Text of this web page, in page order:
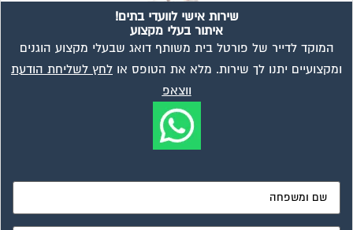
שירות אישי לוועדי בתים!
איתור בעלי מקצוע
המוקד לדייר של פורטל בית משותף דואג שבעלי מקצוע הוגנים
ומקצועיים יתנו לך שירות. מלא את הטופס אולחץ לשליחת הודעת
ווצאפ